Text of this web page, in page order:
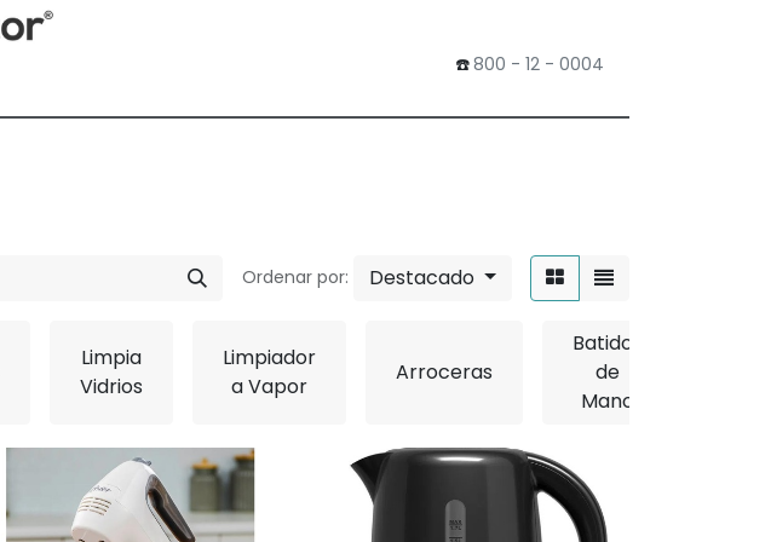
​☎️800 - 12 - 0004
Ordenar por: Destacado
Limpia
Vidrios
Limpiador
a Vapor
Arroceras
Batidor
de
Mano